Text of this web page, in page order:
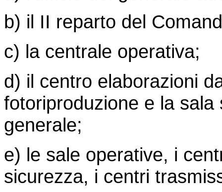
b) il II reparto del
c) la centrale operativa;
d) il centro elaborazioni
fotoriproduzione e la
generale;
e) le sale operative, i
sicurezza, i centri